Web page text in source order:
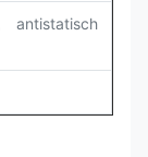
antistatisch